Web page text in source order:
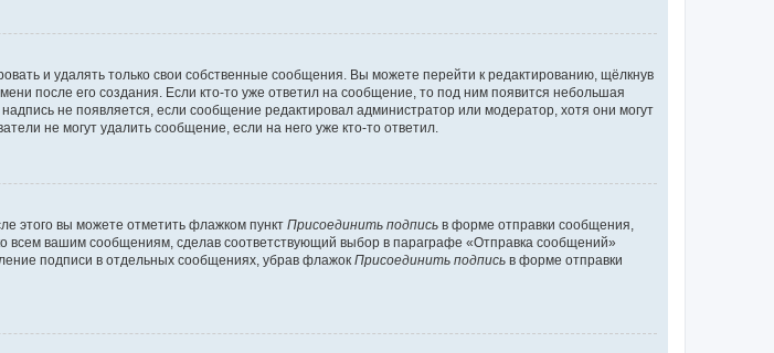
и удалять только свои собственные сообщения. Вы можете перейти к редактированию, щёлкнув
после его создания. Если кто-то уже ответил на сообщение, то под ним появится небольшая
не появляется, если сообщение редактировал администратор или модератор, хотя они могут
не могут удалить сообщение, если на него уже кто-то ответил.
этого вы можете отметить флажком пункт Присоединить подпись в форме отправки сообщения,
вашим сообщениям, сделав соответствующий выбор в параграфе «Отправка сообщений»
подписи в отдельных сообщениях, убрав флажок Присоединить подпись в форме отправки